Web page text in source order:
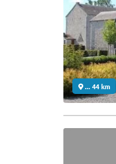
... 44 km